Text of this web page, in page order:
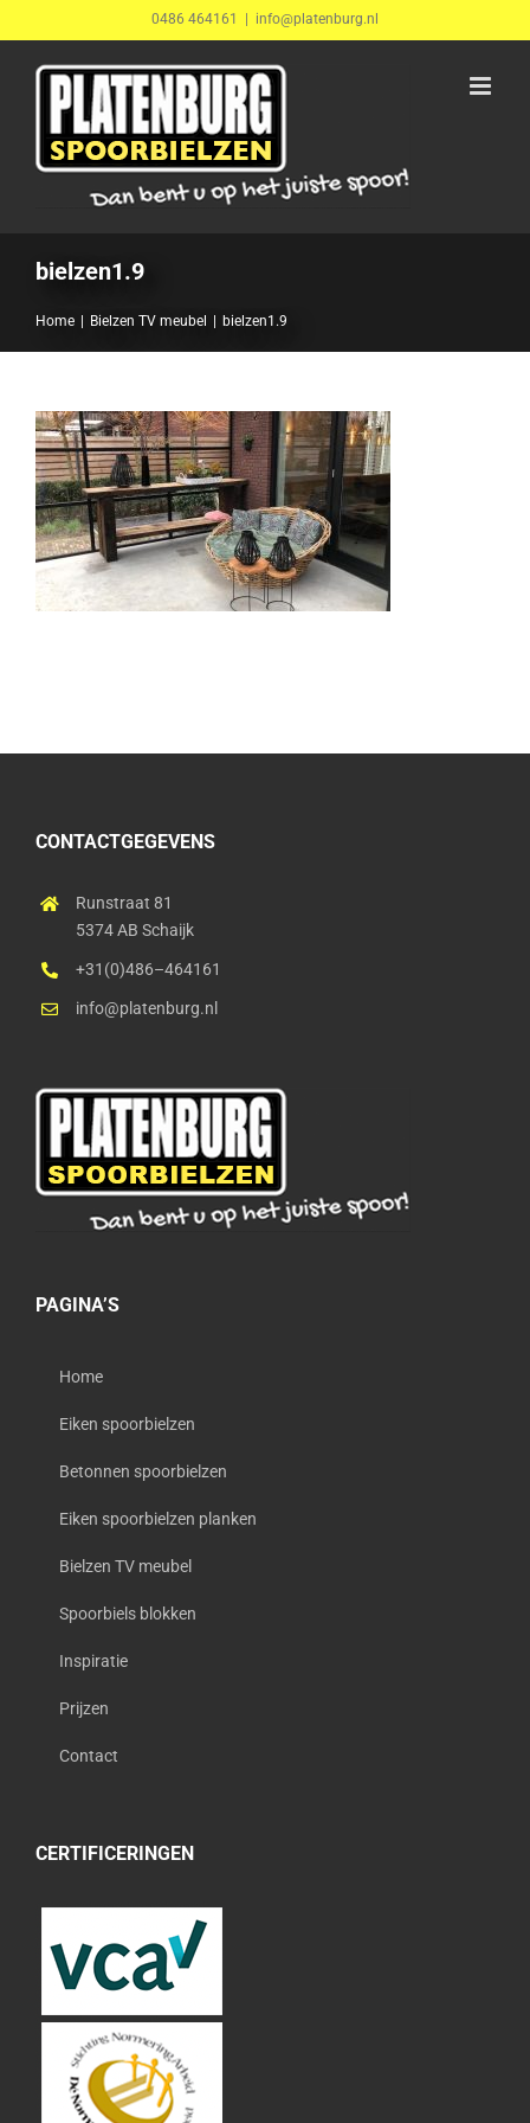
naar
inhoud
0486 464161 info@platenburg.nl
bielzen1.9
Home Bielzen TV meubel bielzen1.9
CONTACTGEGEVENS
Runstraat 81
5374 AB Schaijk
+31(0)486–464161
info@platenburg.nl
PAGINA’S
Home
Eiken spoorbielzen
Betonnen spoorbielzen
Eiken spoorbielzen planken
Bielzen TV meubel
Spoorbiels blokken
Inspiratie
Prijzen
Contact
CERTIFICERINGEN